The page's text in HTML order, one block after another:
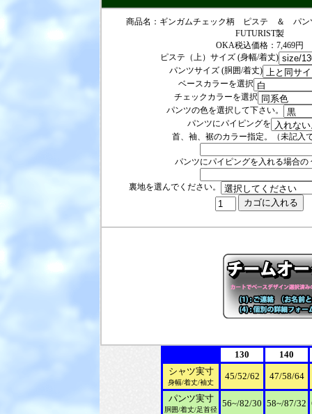
商品名：ギンガムチェック柄 ピステ ＆ パ
FUTURIST製
OKA税込価格：7,469円
ピステ（上）サイズ (身幅/着丈)
パンツサイズ (胴囲/着丈)
ベースカラーを選択
チェックカラーを選択
パンツの色を選択して下さい。
パンツにパイピングを
首、袖、裾のカラー指定。（未記入
パンツにパイピングを入れる場合の
裏地を選んでください。
130
140
シャツ実寸
身幅/着丈/袖丈
45/52/62 47/58/64
パンツ実寸
胴囲/着丈/足首径
56~/82/30 58~/87/32